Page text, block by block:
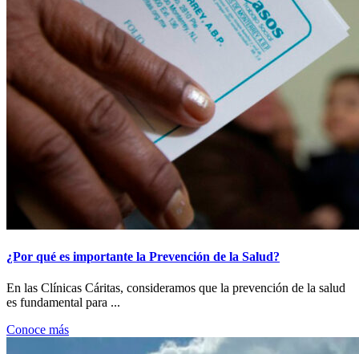
¿Por qué es importante la Prevención de la Salud?
En las Clínicas Cáritas, consideramos que la prevención de la salud
es fundamental para ...
Conoce más